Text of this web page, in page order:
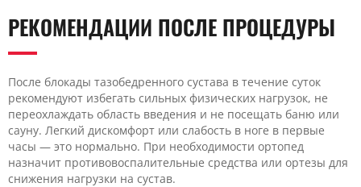
РЕКОМЕНДАЦИИ ПОСЛЕ ПРОЦЕДУРЫ
После блокады тазобедренного сустава в течение суток
рекомендуют избегать сильных физических нагрузок, не
переохлаждать область введения и не посещать баню или
сауну. Легкий дискомфорт или слабость в ноге в первые
часы — это нормально. При необходимости ортопед
назначит противовоспалительные средства или ортезы для
снижения нагрузки на сустав.